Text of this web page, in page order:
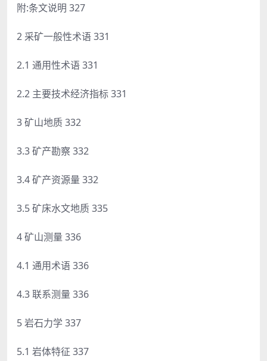
附:条文说明 327
2 采矿一般性术语 331
2.1 通用性术语 331
2.2 主要技术经济指标 331
3 矿山地质 332
3.3 矿产勘察 332
3.4 矿产资源量 332
3.5 矿床水文地质 335
4 矿山测量 336
4.1 通用术语 336
4.3 联系测量 336
5 岩石力学 337
5.1 岩体特征 337